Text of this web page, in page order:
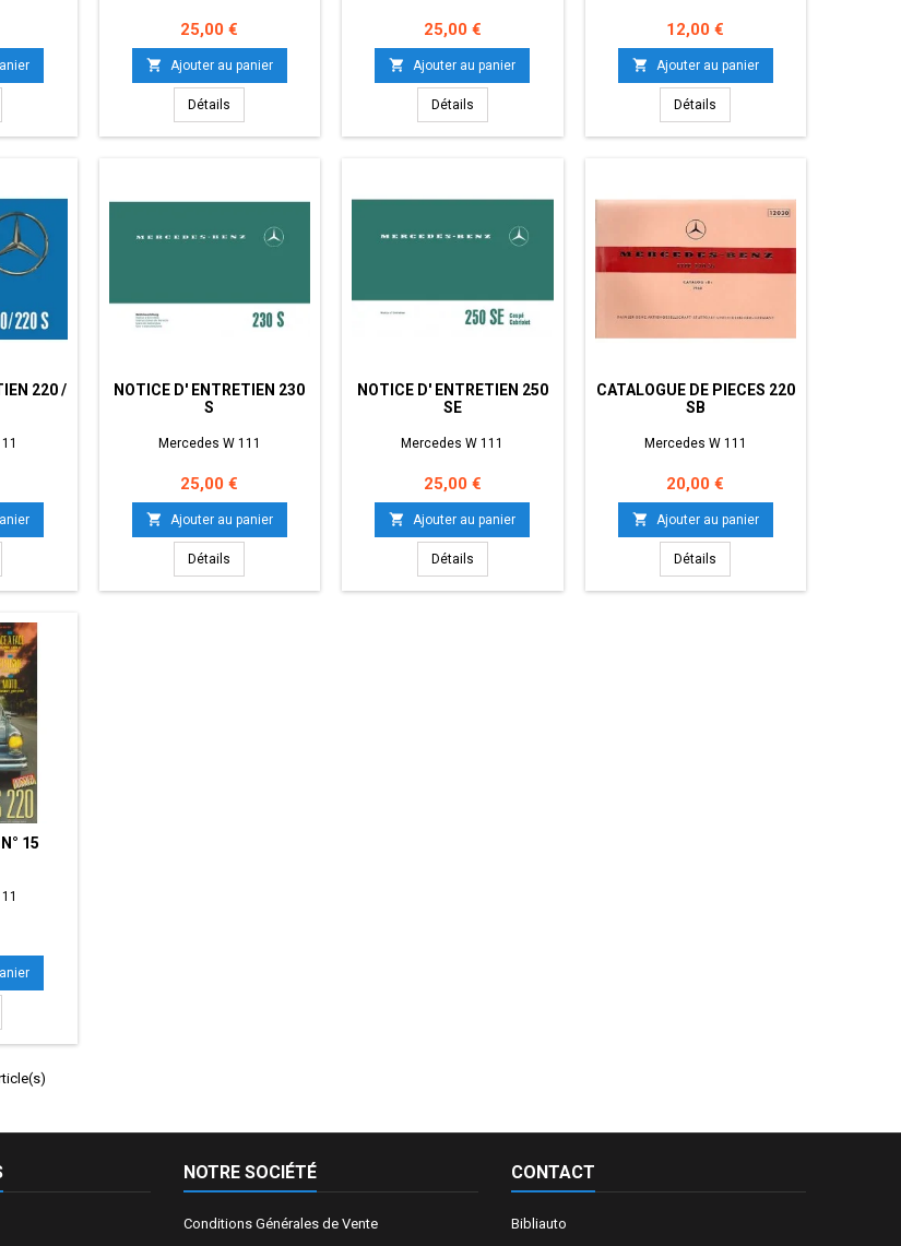
Prix
25,00 €
 Ajouter au panier
Détails
Prix
25,00 €
 Ajouter au panier
Détails
Prix
12,00 €
 Ajouter au panier
Détails
220 /
NOTICE D' ENTRETIEN 230
S
Mercedes W 111
Prix
25,00 €
 Ajouter au panier
Détails
NOTICE D' ENTRETIEN 250
SE
Mercedes W 111
Prix
25,00 €
 Ajouter au panier
Détails
CATALOGUE DE PIECES 220
SB
Mercedes W 111
Prix
20,00 €
 Ajouter au panier
Détails
15
NOTRE SOCIÉTÉ
Conditions Générales de Vente
CONTACT
Bibliauto